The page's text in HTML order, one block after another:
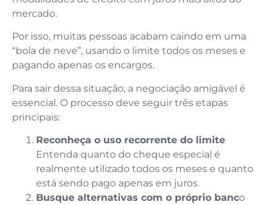
mercado.
Por isso, muitas pessoas acabam caindo em uma
“bola de neve”, usando o limite todos os meses e
pagando apenas os encargos.
Para sair dessa situação, a negociação amigável é
essencial. O processo deve seguir três etapas
principais:
Reconheça o uso recorrente do limite
Entenda quanto do cheque especial é
realmente utilizado todos os meses e quanto
está sendo pago apenas em juros.
Busque alternativas com o próprio banco